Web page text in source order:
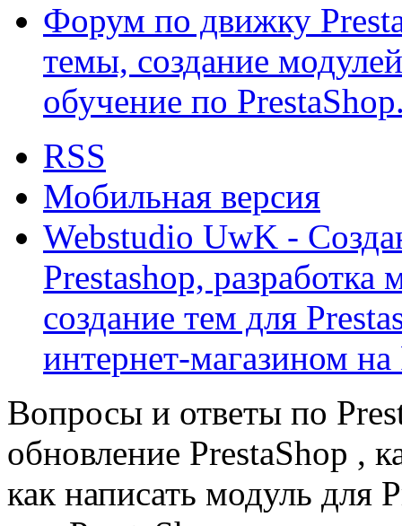
Форум по движку
темы, создание
обучение по
RSS
Мобильная версия
Webstudio UwK -
Prestashop, разработка
создание тем для
интернет-магазином на
Вопросы и ответы по
обновление PrestaShop ,
как написать модуль для